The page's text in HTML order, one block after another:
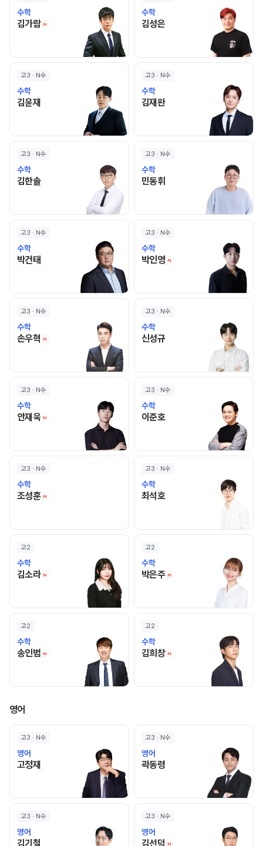
수학
김가람 N 김가람 선생님 홈 바로가기
수학
김성은김성은 선생님 홈 바로가기
고3 · N수
수학
김윤재김윤재 선생님 홈 바로가기
고3 · N수
수학
김재완김재완 선생님 홈 바로가기
고3 · N수
수학
김한솔김한솔 선생님 홈 바로가기
고3 · N수
수학
민동휘민동휘 선생님 홈 바로가기
고3 · N수
수학
박건태박건태 선생님 홈 바로가기
고3 · N수
수학
박인영 N 박인영 선생님 홈 바로
고3 · N수
수학
손우혁 N 손우혁 선생님 홈 바로가기
고3 · N수
수학
신성규신성규 선생님 홈 바로가기
고3 · N수
수학
안재욱 N 안재욱 선생님 홈 바로가기
고3 · N수
수학
이준호이준호 선생님 홈 바로가기
고3 · N수
수학
조성훈 N 조성훈 선생님 홈 바로가기
고3 · N수
수학
최석호최석호 선생님 홈 바로가기
고2
수학
김소라 N 김소라 선생님 홈 바로가기
고2
수학
박은주 N 박은주 선생님 홈 바로
고2
수학
송인범 N 송인범 선생님 홈 바로가기
고2
수학
김희창 N 김희창 선생님 홈 바로
영어
고3 · N수
영어
고정재고정재 선생님 홈 바로가기
고3 · N수
영어
곽동령곽동령 선생님 홈 바로가기
고3 · N수
영어
김기철 김기철 선생님 홈 바로가기
고3 · N수
영어
김선덕 N 김선덕 선생님 홈 바로